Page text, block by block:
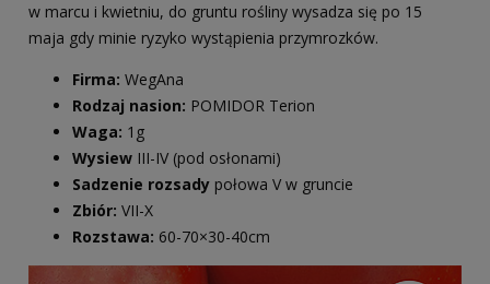
w marcu i kwietniu, do gruntu rośliny wysadza się po 15
maja gdy minie ryzyko wystąpienia przymrozków.
Firma: WegAna
Rodzaj nasion: POMIDOR Terion
Waga: 1g
Wysiew III-IV (pod osłonami)
Sadzenie rozsady połowa V w gruncie
Zbiór: VII-X
Rozstawa: 60-70×30-40cm